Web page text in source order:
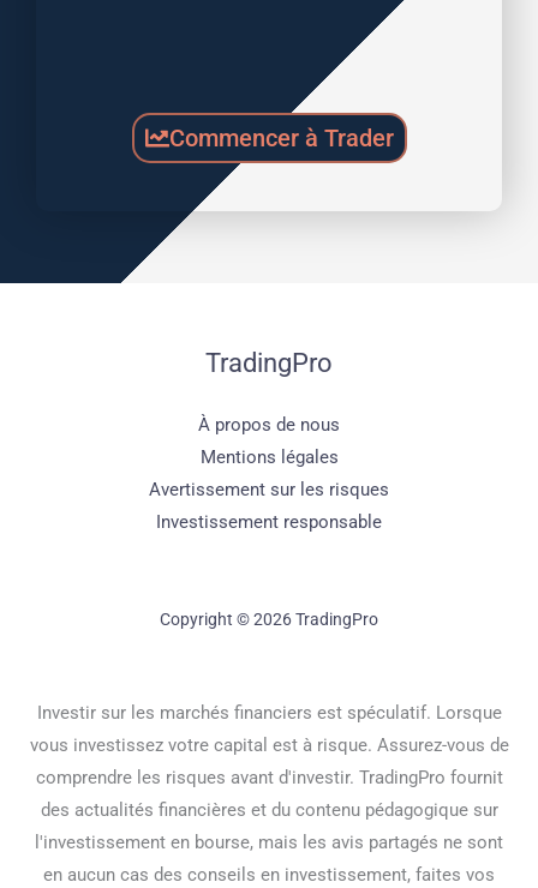
Commencer à Trader
TradingPro
À propos de nous
Mentions légales
Avertissement sur les risques
Investissement responsable
Copyright © 2026 TradingPro
Investir sur les marchés financiers est spéculatif. Lorsque
vous investissez votre capital est à risque. Assurez-vous de
comprendre les risques avant d'investir. TradingPro fournit
des actualités financières et du contenu pédagogique sur
l'investissement en bourse, mais les avis partagés ne sont
en aucun cas des conseils en investissement, faites vos